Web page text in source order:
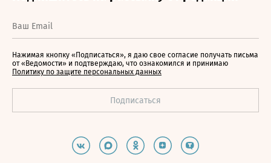
Нажимая кнопку «Подписаться», я даю свое согласие получать письма
от «Ведомости» и подтверждаю, что ознакомился и принимаю
Политику по защите персональных данных